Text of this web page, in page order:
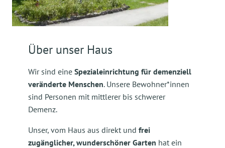
Über unser Haus
Wir sind eine Spezialeinrichtung für demenziell
veränderte Menschen. Unsere Bewohner*innen
sind Personen mit mittlerer bis schwerer
Demenz.
Unser, vom Haus aus direkt und frei
zugänglicher, wunderschöner Garten hat ein